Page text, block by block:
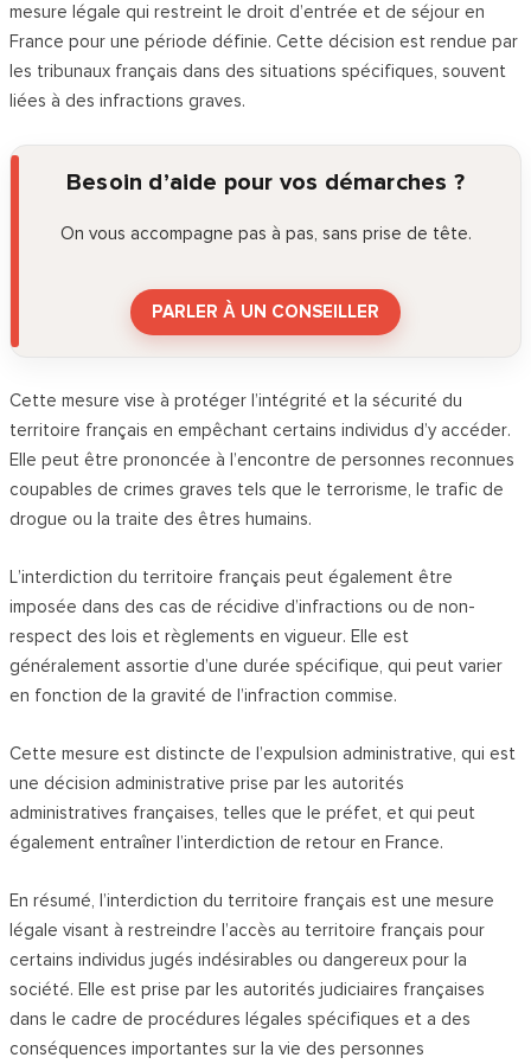
mesure légale qui restreint le droit d’entrée et de séjour en
France pour une période définie. Cette décision est rendue par
les tribunaux français dans des situations spécifiques, souvent
liées à des infractions graves.
Besoin d’aide pour vos démarches ?
On vous accompagne pas à pas, sans prise de tête.
PARLER À UN CONSEILLER
Cette mesure vise à protéger l’intégrité et la sécurité du
territoire français en empêchant certains individus d’y accéder.
Elle peut être prononcée à l’encontre de personnes reconnues
coupables de crimes graves tels que le terrorisme, le trafic de
drogue ou la traite des êtres humains.
L’interdiction du territoire français peut également être
imposée dans des cas de récidive d’infractions ou de non-
respect des lois et règlements en vigueur. Elle est
généralement assortie d’une durée spécifique, qui peut varier
en fonction de la gravité de l’infraction commise.
Cette mesure est distincte de l’expulsion administrative, qui est
une décision administrative prise par les autorités
administratives françaises, telles que le préfet, et qui peut
également entraîner l’interdiction de retour en France.
En résumé, l’interdiction du territoire français est une mesure
légale visant à restreindre l’accès au territoire français pour
certains individus jugés indésirables ou dangereux pour la
société. Elle est prise par les autorités judiciaires françaises
dans le cadre de procédures légales spécifiques et a des
conséquences importantes sur la vie des personnes